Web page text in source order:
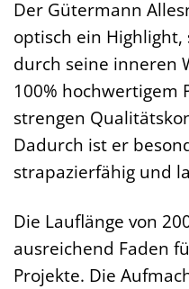
Der Gütermann
optisch ein
durch seine inneren
100%
strengen
Dadurch ist er
strapazierfähig und
Die Lauflänge von
ausreichend Faden
Projekte. Die